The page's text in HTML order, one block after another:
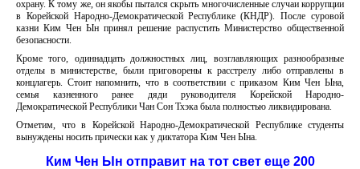
охрану. К тому же, он якобы пытался скрыть многочисленные случаи коррупции
в Корейской Народно-Демократической Республике (КНДР). После суровой
казни Ким Чен Ын принял решение распустить Министерство общественной
безопасности.
Кроме того, одиннадцать должностных лиц, возглавляющих разнообразные
отделы в министерстве, были приговорены к расстрелу либо отправлены в
концлагерь. Стоит напомнить, что в соответствии с приказом Ким Чен Ына,
семья казненного ранее дяди руководителя Корейской Народно-
Демократической Республики Чан Сон Тхэка была полностью ликвидирована.
Отметим, что в Корейской Народно-Демократической Республике студенты
вынуждены носить прически как у диктатора Ким Чен Ына.
Ким Чен Ын отправит на тот свет еще 200